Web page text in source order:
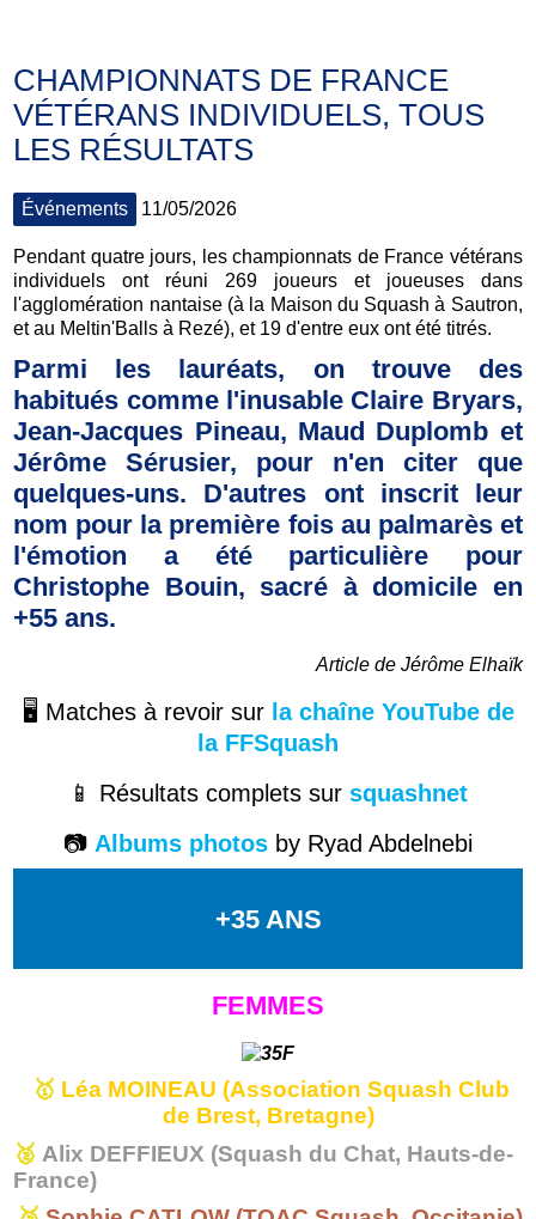
CHAMPIONNATS DE FRANCE
VÉTÉRANS INDIVIDUELS, TOUS
LES RÉSULTATS
Événements 11/05/2026
Pendant quatre jours, les championnats de France vétérans
individuels ont réuni 269 joueurs et joueuses dans
l'agglomération nantaise (à la Maison du Squash à Sautron,
et au Meltin'Balls à Rezé), et 19 d'entre eux ont été titrés.
Parmi les lauréats, on trouve des
habitués comme l'inusable Claire Bryars,
Jean-Jacques Pineau, Maud Duplomb et
Jérôme Sérusier, pour n'en citer que
quelques-uns. D'autres ont inscrit leur
nom pour la première fois au palmarès et
l'émotion a été particulière pour
Christophe Bouin, sacré à domicile en
+55 ans.
Article de Jérôme Elhaïk
🖥️ Matches à revoir sur la chaîne YouTube de
la FFSquash
📱 Résultats complets sur squashnet
📷 Albums photos by Ryad Abdelnebi
+35 ANS
FEMMES
🥇 Léa MOINEAU (Association Squash Club
de Brest, Bretagne)
🥈 Alix DEFFIEUX (Squash du Chat, Hauts-de-
France)